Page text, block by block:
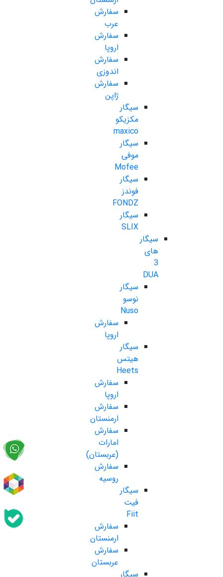
سفارش
عرب
سفارش
اروپا
سفارش
اندوزی
سفارش
ژاپن
سیگار
مکزیکو
maxico
سیگار
موفی
Mofee
سیگار
فوندز
FONDZ
سیگار
SLIX
سیگار
های
3
DUA
سیگار
نوسو
Nuso
سفارش
اروپا
سیگار
هیتس
Heets
سفارش
اروپا
سفارش
ارمنستان
سفارش
امارات
(عربستان)
سفارش
روسیه
سیگار
فیت
Fiit
سفارش
ارمنستان
سفارش
عربستان
سیگار